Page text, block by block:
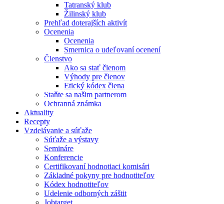
Tatranský klub
Žilinský klub
Prehľad doterajších aktivít
Ocenenia
Ocenenia
Smernica o udeľovaní ocenení
Členstvo
Ako sa stať členom
Výhody pre členov
Etický kódex člena
Staňte sa našim partnerom
Ochranná známka
Aktuality
Recepty
Vzdelávanie a súťaže
Súťaže a výstavy
Semináre
Konferencie
Certifikovaní hodnotiaci komisári
Základné pokyny pre hodnotiteľov
Kódex hodnotiteľov
Udelenie odborných záštit